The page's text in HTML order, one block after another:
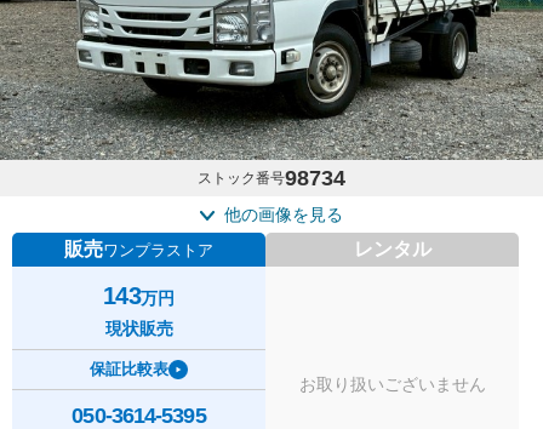
ストック番号98734
他の画像を見る
販売ワンプラストア
143万円
現状販売
保証比較表
050-3614-5395
レンタル
お取り扱いございません